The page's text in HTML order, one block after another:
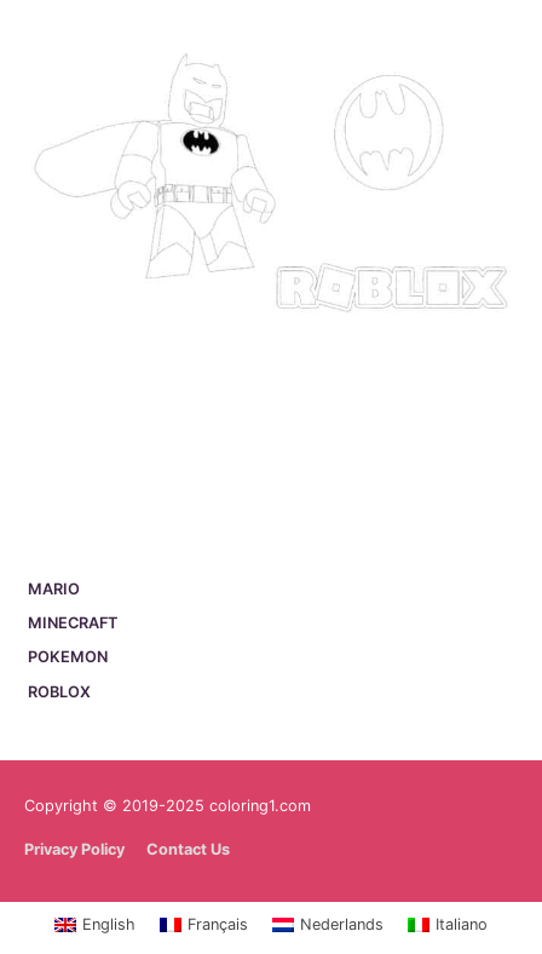
MARIO
MINECRAFT
POKEMON
ROBLOX
Copyright © 2019-2025 coloring1.com
Privacy Policy Contact Us
English Français Nederlands Italiano